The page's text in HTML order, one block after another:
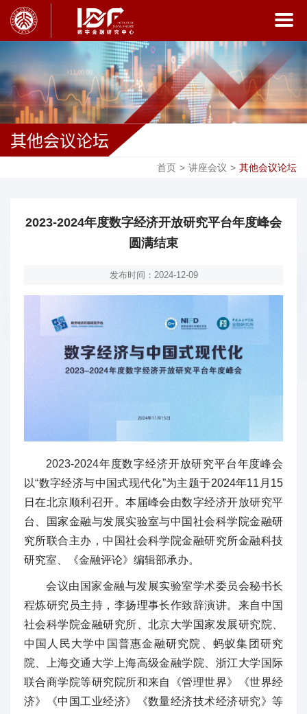
其他会议论坛
首页 > 讲座会议 > 其他会议论坛
2023-2024年度数字经济开放研究平台年度峰会
圆满结束
发布时间：2024-12-09
2023-2024年度数字经济开放研究平台年度峰会
以“数字经济与中国式现代化”为主题于2024年11月15
日在北京顺利召开。本届峰会由数字经济开放研究平
台、国家金融与发展实验室与中国社会科学院金融研
究所联合主办，中国社会科学院金融研究所金融科技
研究室、《金融评论》编辑部承办。
会议由国家金融与发展实验室学术委员会秘书长
程炼研究员主持，李扬理事长作致辞演讲。来自中国
社会科学院金融研究所、北京大学国家发展研究院、
中国人民大学中国普惠金融研究院、蚂蚁集团研究
院、上海交通大学上海高级金融学院、浙江大学国际
联合商学院等研究院所和来自《管理世界》《世界经
济》《中国工业经济》《数量经济技术经济研究》等